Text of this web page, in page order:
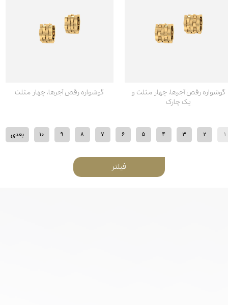
گوشواره رقص آجرها، چهار مثلث و
یک چارک
گوشواره رقص آجرها، چهار مثلث
۱ ۲ ۳ ۴ ۵ ۶ ۷ ۸ ۹ ۱۰ بعدی
فیلتر